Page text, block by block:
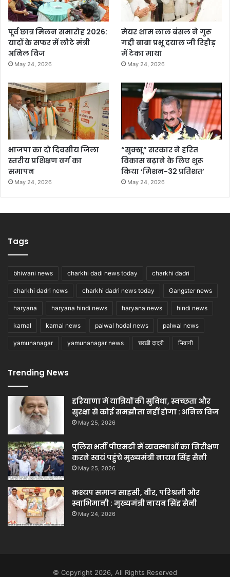
पूर्व छात्र मिलन समारोह 2026:
यादों के सफर में लौटे मंत्री
अनिल विज
May 24, 2026
मेयर शाम लाल बंसल ने गुरू
गद्दी बाबा प्रभू दयाल जी रिहौड़
में टेका माथा
May 24, 2026
भाजपा का दो दिवसीय जिला
स्तरीय प्रशिक्षण वर्ग का
समापन
May 24, 2026
“सुक्खू” सरकार ने हरित
विकास बढ़ाने के लिए शुरू
किया ‘मिशन-32 प्रतिशत’
May 24, 2026
Tags
bhiwani news charkhi dadi news today charkhi dadri
charkhi dadri news charkhi dadri news today Gangster news
haryana haryana hindi news haryana news hindi news
karnal karnal news palwal hodal news palwal news
yamunanagar yamunanagar news चरखी दादरी भिवानी
Trending News
हरियाणा में यात्रियों की सुविधा, स्वच्छता और
सुरक्षा से कोई समझौता नहीं होगा : अनिल विज
May 25, 2026
पुलिस भर्ती पीएमटी में व्यवस्थाओं का निरीक्षण
करने स्वयं पहुंचे मुख्यमंत्री नायब सिंह सैनी
May 25, 2026
कश्यप समाज साहसी, वीर, परिश्रमी और
स्वाभिमानी : मुख्यमंत्री नायब सिंह सैनी
May 24, 2026
© Copyright 2026, All Rights Reserved